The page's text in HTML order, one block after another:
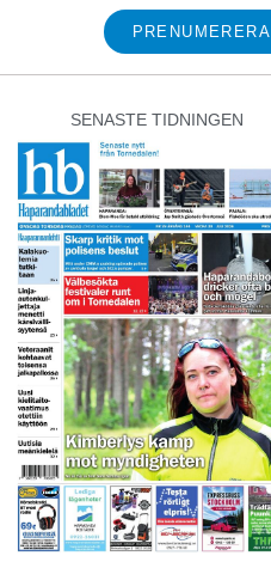
PRENUMERERA
SENASTE TIDNINGEN